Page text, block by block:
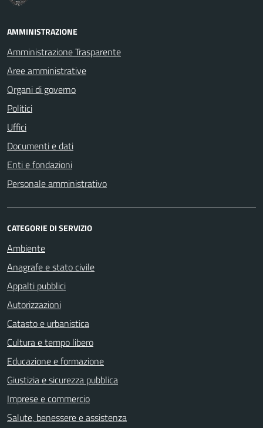
AMMINISTRAZIONE
Amministrazione Trasparente
Aree amministrative
Organi di governo
Politici
Uffici
Documenti e dati
Enti e fondazioni
Personale amministrativo
CATEGORIE DI SERVIZIO
Ambiente
Anagrafe e stato civile
Appalti pubblici
Autorizzazioni
Catasto e urbanistica
Cultura e tempo libero
Educazione e formazione
Giustizia e sicurezza pubblica
Imprese e commercio
Salute, benessere e assistenza